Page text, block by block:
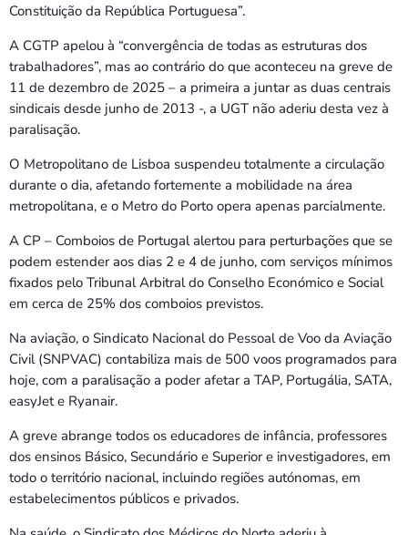
Constituição da República Portuguesa”.
A CGTP apelou à “convergência de todas as estruturas dos
trabalhadores”, mas ao contrário do que aconteceu na greve de
11 de dezembro de 2025 – a primeira a juntar as duas centrais
sindicais desde junho de 2013 -, a UGT não aderiu desta vez à
paralisação.
O Metropolitano de Lisboa suspendeu totalmente a circulação
durante o dia, afetando fortemente a mobilidade na área
metropolitana, e o Metro do Porto opera apenas parcialmente.
A CP – Comboios de Portugal alertou para perturbações que se
podem estender aos dias 2 e 4 de junho, com serviços mínimos
fixados pelo Tribunal Arbitral do Conselho Económico e Social
em cerca de 25% dos comboios previstos.
Na aviação, o Sindicato Nacional do Pessoal de Voo da Aviação
Civil (SNPVAC) contabiliza mais de 500 voos programados para
hoje, com a paralisação a poder afetar a TAP, Portugália, SATA,
easyJet e Ryanair.
A greve abrange todos os educadores de infância, professores
dos ensinos Básico, Secundário e Superior e investigadores, em
todo o território nacional, incluindo regiões autónomas, em
estabelecimentos públicos e privados.